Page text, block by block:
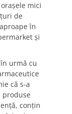
mici
de
în
şi
urmă cu
că s-a
produse
conţin